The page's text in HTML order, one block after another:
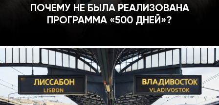
ПОЧЕМУ НЕ БЫЛА РЕАЛИЗОВАНА
ПРОГРАММА «500 ДНЕЙ»?